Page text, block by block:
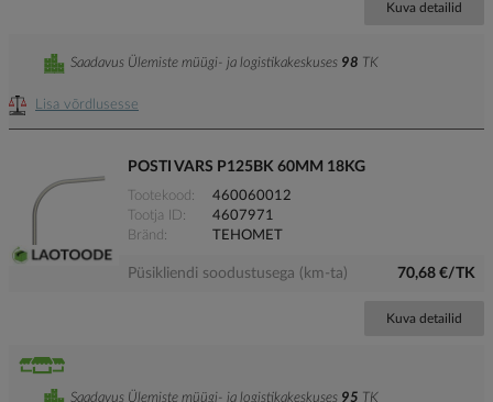
Kuva detailid
Lisa võrdlusesse
Saadavus Ülemiste müügi- ja logistikakeskuses 98 TK
POSTI VARS P125BK 60MM 18KG
Tootekood
460060012
Tootja ID
4607971
Bränd
TEHOMET
Püsikliendi soodustusega (km-ta) 70,68 €/TK
Kuva detailid
Saadavus Ülemiste müügi- ja logistikakeskuses 95 TK